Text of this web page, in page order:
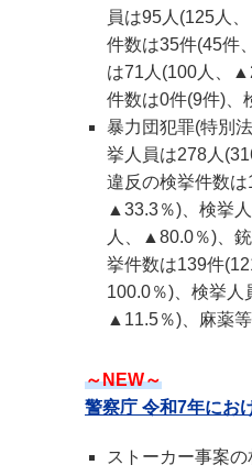
員は95人(125人
件数は35件(45件
は71人(100人、
件数は0件(9件)、
暴力団犯罪(特別
挙人員は278人
違反の検挙件数
▲33.3％)、検挙
人、▲80.0％)、
挙件数は139件
100.0％)、検挙人
▲11.5％)、麻薬
～NEW～
警察庁 令和7年にお
ストーカー事案